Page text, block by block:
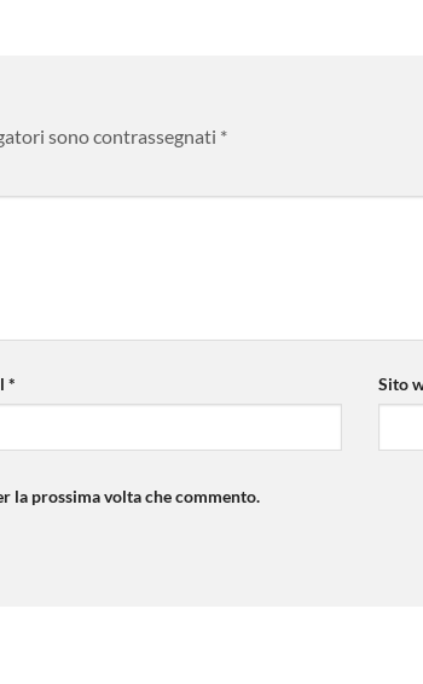
sono contrassegnati *
* Sito
la prossima volta che commento.